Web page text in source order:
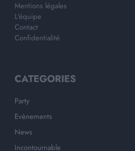
Mentions légales
L'équipe
Contact
Confidentialité
CATEGORIES
Party
Evènements
News
Incontournable